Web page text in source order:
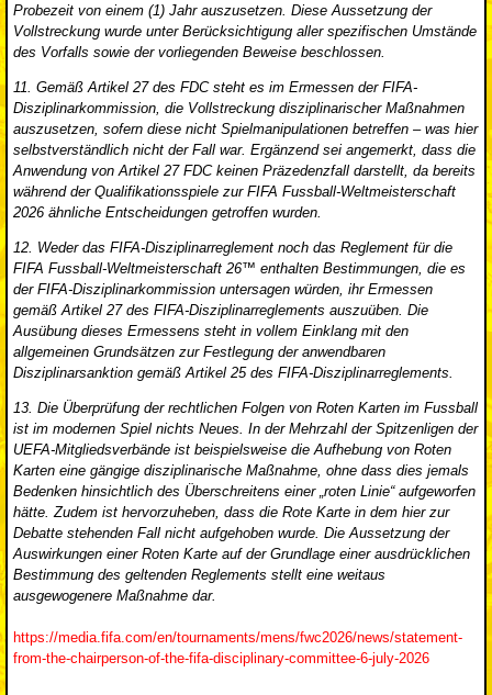
Probezeit von einem (1) Jahr auszusetzen. Diese Aussetzung der
Vollstreckung wurde unter Berücksichtigung aller spezifischen Umstände
des Vorfalls sowie der vorliegenden Beweise beschlossen.
11. Gemäß Artikel 27 des FDC steht es im Ermessen der FIFA-
Disziplinarkommission, die Vollstreckung disziplinarischer Maßnahmen
auszusetzen, sofern diese nicht Spielmanipulationen betreffen – was hier
selbstverständlich nicht der Fall war. Ergänzend sei angemerkt, dass die
Anwendung von Artikel 27 FDC keinen Präzedenzfall darstellt, da bereits
während der Qualifikationsspiele zur FIFA Fussball-Weltmeisterschaft
2026 ähnliche Entscheidungen getroffen wurden.
12. Weder das FIFA-Disziplinarreglement noch das Reglement für die
FIFA Fussball-Weltmeisterschaft 26™ enthalten Bestimmungen, die es
der FIFA-Disziplinarkommission untersagen würden, ihr Ermessen
gemäß Artikel 27 des FIFA-Disziplinarreglements auszuüben. Die
Ausübung dieses Ermessens steht in vollem Einklang mit den
allgemeinen Grundsätzen zur Festlegung der anwendbaren
Disziplinarsanktion gemäß Artikel 25 des FIFA-Disziplinarreglements.
13. Die Überprüfung der rechtlichen Folgen von Roten Karten im Fussball
ist im modernen Spiel nichts Neues. In der Mehrzahl der Spitzenligen der
UEFA-Mitgliedsverbände ist beispielsweise die Aufhebung von Roten
Karten eine gängige disziplinarische Maßnahme, ohne dass dies jemals
Bedenken hinsichtlich des Überschreitens einer „roten Linie“ aufgeworfen
hätte. Zudem ist hervorzuheben, dass die Rote Karte in dem hier zur
Debatte stehenden Fall nicht aufgehoben wurde. Die Aussetzung der
Auswirkungen einer Roten Karte auf der Grundlage einer ausdrücklichen
Bestimmung des geltenden Reglements stellt eine weitaus
ausgewogenere Maßnahme dar.
https://media.fifa.com/en/tournaments/mens/fwc2026/news/statement-
from-the-chairperson-of-the-fifa-disciplinary-committee-6-july-2026